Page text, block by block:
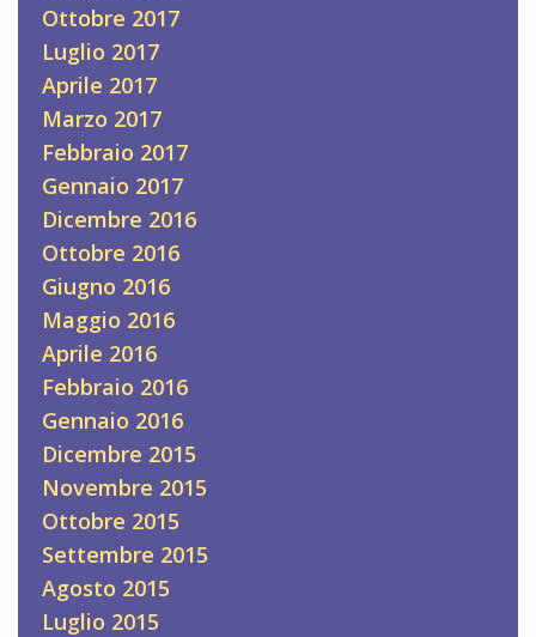
Ottobre 2017
Luglio 2017
Aprile 2017
Marzo 2017
Febbraio 2017
Gennaio 2017
Dicembre 2016
Ottobre 2016
Giugno 2016
Maggio 2016
Aprile 2016
Febbraio 2016
Gennaio 2016
Dicembre 2015
Novembre 2015
Ottobre 2015
Settembre 2015
Agosto 2015
Luglio 2015